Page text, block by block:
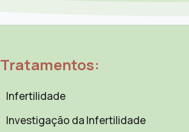
Tratamentos:
Infertilidade
Investigação da Infertilidade